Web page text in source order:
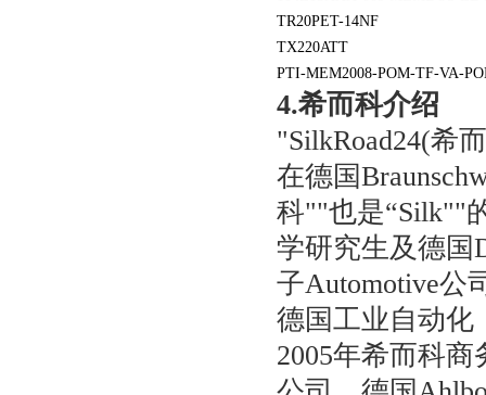
TR20PET-14NF
TX220ATT
PTI-MEM2008-POM-TF-VA-
4.希而科介绍
"SilkRoad24(希
在德国
科""也是“Silk""
学研究生及德国
子Automotive公
德国工业自动化
2005年希而科商